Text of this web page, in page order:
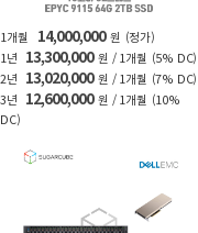
1개월 14,000,000 원
(정가)
1년
13,300,000 원 / 1개월
(5% DC)
2년
13,020,000 원 / 1개월
(7% DC)
3년
12,600,000 원 / 1개월
(10%
DC)